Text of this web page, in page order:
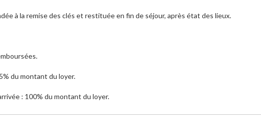
à la remise des clés et restituée en fin de séjour, après état des lieux.
du montant du loyer.
: 100% du montant du loyer.